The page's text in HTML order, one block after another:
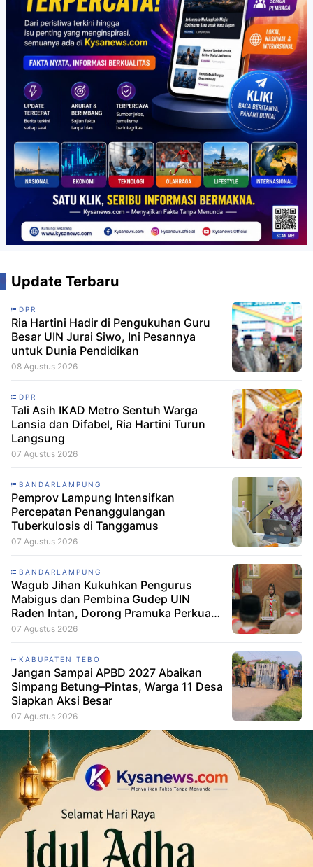
Update Terbaru
DPR
Ria Hartini Hadir di Pengukuhan Guru
Besar UIN Jurai Siwo, Ini Pesannya
untuk Dunia Pendidikan
08 Agustus 2026
DPR
Tali Asih IKAD Metro Sentuh Warga
Lansia dan Difabel, Ria Hartini Turun
Langsung
07 Agustus 2026
BANDARLAMPUNG
Pemprov Lampung Intensifkan
Percepatan Penanggulangan
Tuberkulosis di Tanggamus
07 Agustus 2026
BANDARLAMPUNG
Wagub Jihan Kukuhkan Pengurus
Mabigus dan Pembina Gudep UIN
Raden Intan, Dorong Pramuka Perkuat
Karakter Generasi Muda
07 Agustus 2026
KABUPATEN TEBO
Jangan Sampai APBD 2027 Abaikan
Simpang Betung–Pintas, Warga 11 Desa
Siapkan Aksi Besar
07 Agustus 2026